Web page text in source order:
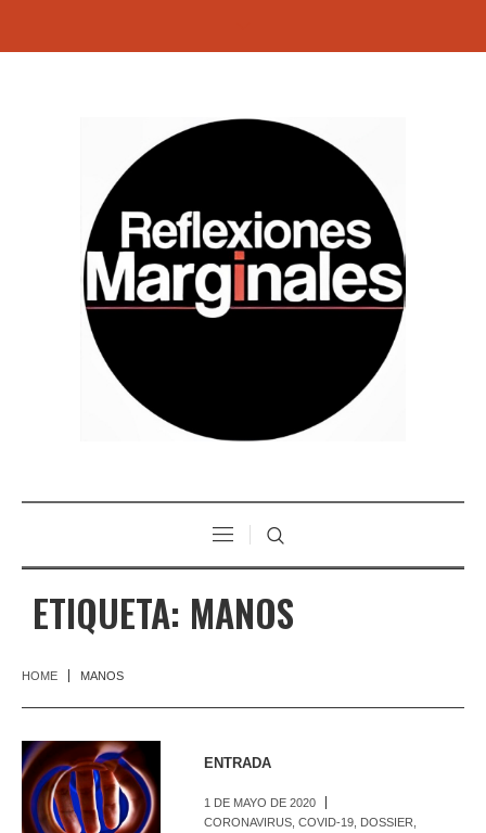
ETIQUETA: MANOS
HOME MANOS
ENTRADA
1 DE MAYO DE 2020
CORONAVIRUS ,COVID-19 DOSSIER